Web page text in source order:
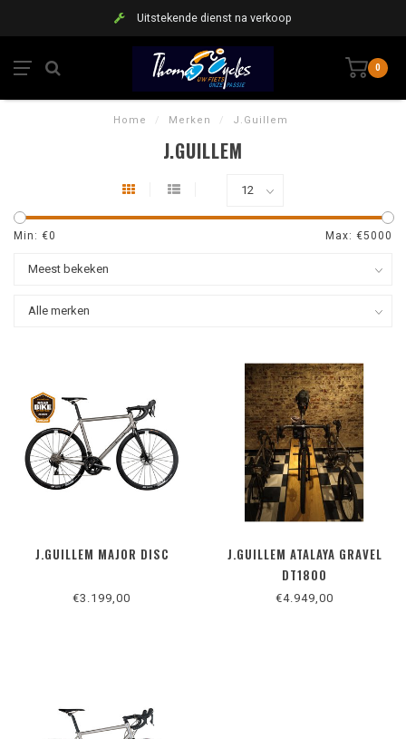
Uitstekende dienst na verkoop
0
Home / Merken / J.Guillem
J.GUILLEM
Min: €0 Max: €5000
J.GUILLEM MAJOR DISC
€3.199,00
J.GUILLEM ATALAYA GRAVEL
DT1800
€4.949,00